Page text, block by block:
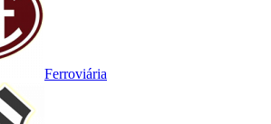
Ferroviária